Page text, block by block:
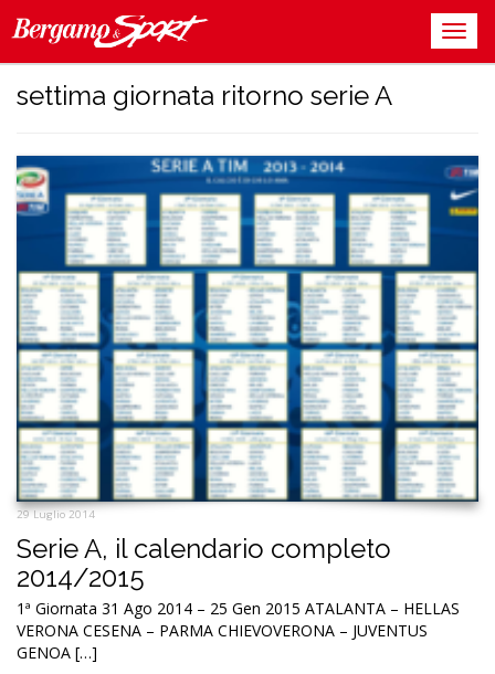
settima giornata ritorno serie A
29 Luglio 2014
Serie A, il calendario completo
2014/2015
1ª Giornata 31 Ago 2014 – 25 Gen 2015 ATALANTA – HELLAS
VERONA CESENA – PARMA CHIEVOVERONA – JUVENTUS
GENOA […]